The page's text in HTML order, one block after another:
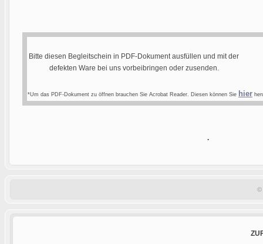
Bitte diesen Begleitschein in PDF-Dokument ausfüllen und mit der
defekten Ware bei uns vorbeibringen oder zusenden.
*Um das PDF-Dokument zu öffnen brauchen Sie Acrobat Reader. Diesen können Sie hier
.
©